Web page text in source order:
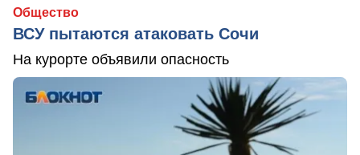
Общество
ВСУ пытаются атаковать Сочи
На курорте объявили опасность